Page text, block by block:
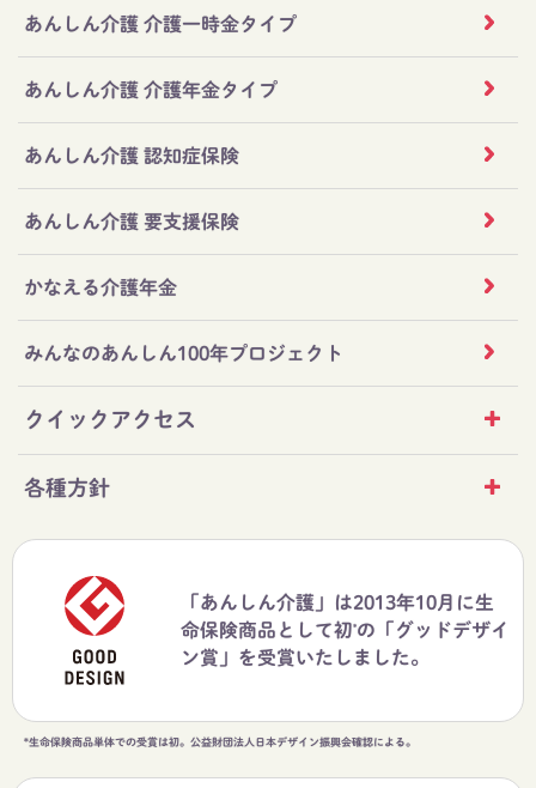
あんしん介護 介護一時金タイプ
あんしん介護 介護年金タイプ
あんしん介護 認知症保険
あんしん介護 要支援保険
かなえる介護年金
みんなのあんしん100年プロジェクト
クイックアクセス
各種方針
「あんしん介護」は2013年10月に生
命保険商品として初*の「グッドデザイ
ン賞」を受賞いたしました。
*生命保険商品単体での受賞は初。公益財団法人日本デザイン振興会確認による。